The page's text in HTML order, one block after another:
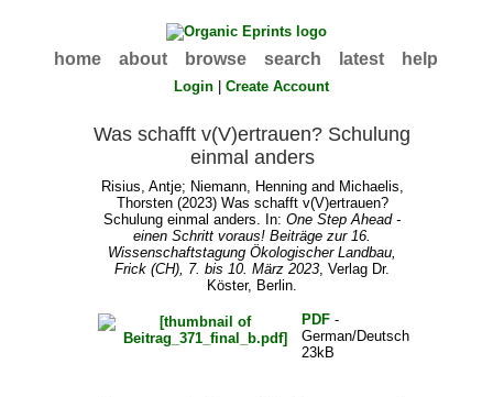
home about browse search latest help
Login |Create Account
Was schafft v(V)ertrauen? Schulung
einmal anders
Risius, Antje; Niemann, Henningand Michaelis,
Thorsten(2023) Was schafft v(V)ertrauen?
Schulung einmal anders. In:One Step Ahead -
einen Schritt voraus! Beiträge zur 16.
Wissenschaftstagung Ökologischer Landbau,
Frick (CH), 7. bis 10. März 2023, Verlag Dr.
Köster, Berlin.
PDF-
German/Deutsch
23kB